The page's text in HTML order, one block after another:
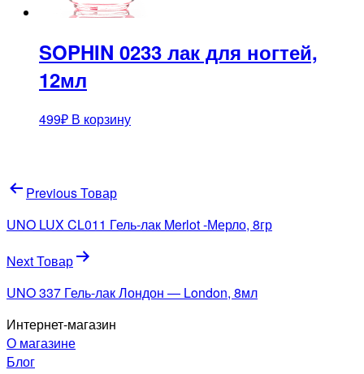
SOPHIN 0233 лак для ногтей,
12мл
499₽ В корзину
Навигация
по
записям
Previous Товар
UNO LUX CL011 Гель-лак Merlot -Мерло, 8гр
Next Товар
UNO 337 Гель-лак Лондон — London, 8мл
Интернет-магазин
О магазине
Блог